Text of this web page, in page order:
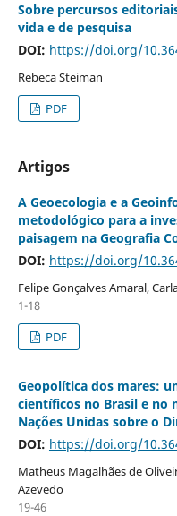
Sobre percursos
vida e de pesquisa
DOI: https://doi.org/
Rebeca Steiman
PDF
Artigos
A Geoecologia e a
metodológico para a
paisagem na Geografia
DOI: https://doi.org/
Felipe Gonçalves Amaral,
1-18
PDF
Geopolítica dos mares:
científicos no Brasil e no
Nações Unidas sobre o
DOI: https://doi.org/
Matheus Magalhães de
Azevedo
19-46